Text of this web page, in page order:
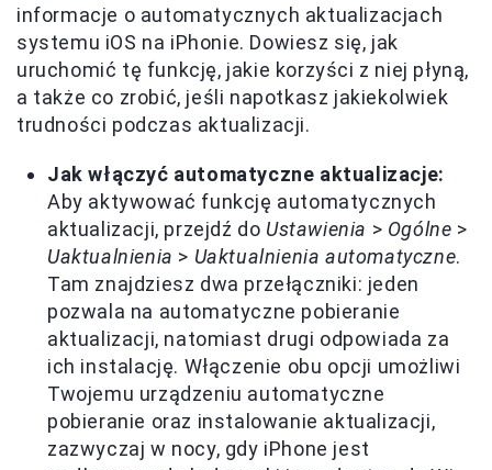
informacje o automatycznych aktualizacjach
systemu iOS na iPhonie. Dowiesz się, jak
uruchomić tę funkcję, jakie korzyści z niej płyną,
a także co zrobić, jeśli napotkasz jakiekolwiek
trudności podczas aktualizacji.
Jak włączyć automatyczne aktualizacje:
Aby aktywować funkcję automatycznych
aktualizacji, przejdź do Ustawienia > Ogólne >
Uaktualnienia > Uaktualnienia automatyczne.
Tam znajdziesz dwa przełączniki: jeden
pozwala na automatyczne pobieranie
aktualizacji, natomiast drugi odpowiada za
ich instalację. Włączenie obu opcji umożliwi
Twojemu urządzeniu automatyczne
pobieranie oraz instalowanie aktualizacji,
zazwyczaj w nocy, gdy iPhone jest